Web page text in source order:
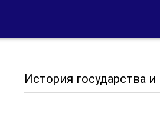
История государства